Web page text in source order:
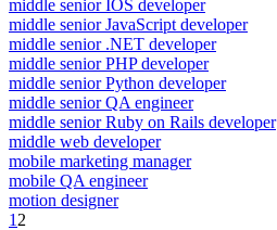
middle senior IOS developer
middle senior JavaScript developer
middle senior .NET developer
middle senior PHP developer
middle senior Python developer
middle senior QA engineer
middle senior Ruby on Rails developer
middle web developer
mobile marketing manager
mobile QA engineer
motion designer
1 2